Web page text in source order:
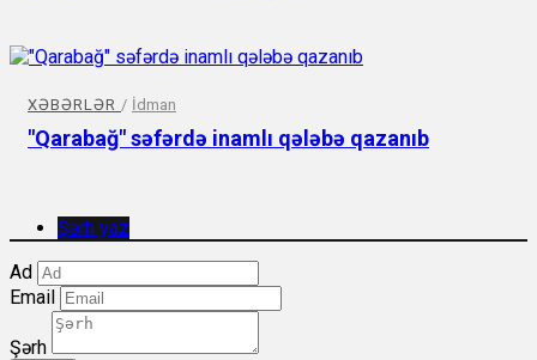
XƏBƏRLƏR / İdman
"Qarabağ" səfərdə inamlı qələbə qazanıb
Şərh yaz
Ad
Email
Şərh